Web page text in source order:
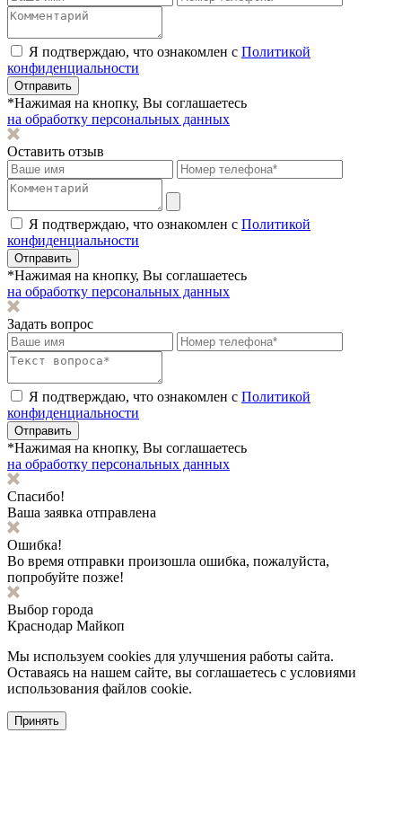
Я подтверждаю, что ознакомлен с Политикой
конфиденциальности
Отправить
*Нажимая на кнопку, Вы соглашаетесь
на обработку персональных данных
Оставить отзыв
Я подтверждаю, что ознакомлен с Политикой
конфиденциальности
Отправить
*Нажимая на кнопку, Вы соглашаетесь
на обработку персональных данных
Задать вопрос
Я подтверждаю, что ознакомлен с Политикой
конфиденциальности
Отправить
*Нажимая на кнопку, Вы соглашаетесь
на обработку персональных данных
Спасибо!
Ваша заявка отправлена
Ошибка!
Во время отправки произошла ошибка, пожалуйста,
попробуйте позже!
Выбор города
Краснодар Майкоп
Мы используем cookies для улучшения работы сайта.
Оставаясь на нашем сайте, вы соглашаетесь с условиями
использования файлов cookie.
Принять